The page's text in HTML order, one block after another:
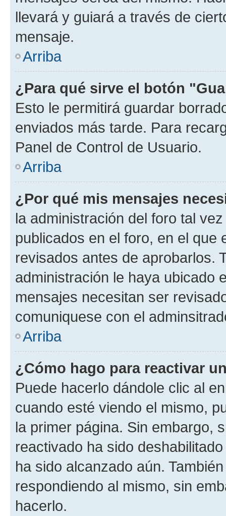
llevará y guiará a través de
mensaje.
Arriba
¿Para qué sirve el botón
Esto le permitirá guardar
enviados más tarde. Para
Panel de Control de Usuario.
Arriba
¿Por qué mis mensajes
la administración del foro tal
publicados en el foro, en el
revisados antes de aprobarlos.
administración le haya ubicado
mensajes necesitan ser
comuniquese con el
Arriba
¿Cómo hago para reactivar
Puede hacerlo dándole clic al
cuando esté viendo el mismo,
la primer página. Sin embargo,
reactivado ha sido
ha sido alcanzado aún.
respondiendo al mismo, sin
hacerlo.